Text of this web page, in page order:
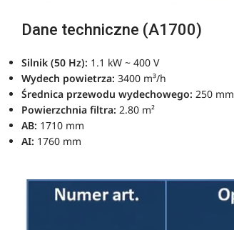
Dane techniczne (A1700)
Silnik (50 Hz): 1.1 kW ~ 400 V
Wydech powietrza: 3400 m³/h
Średnica przewodu wydechowego: 250 mm
Powierzchnia filtra: 2.80 m²
AB: 1710 mm
AI: 1760 mm